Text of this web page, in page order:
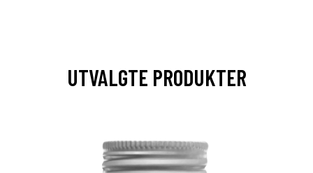
UTVALGTE PRODUKTER